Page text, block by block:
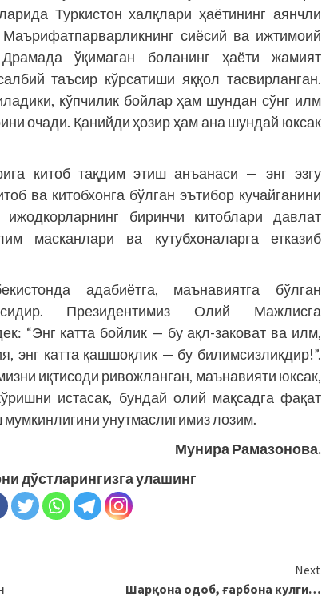
Туркистон халқлари ҳаётининг аянчли
сиёсий ва ижтимоий
ўқимаган боланинг ҳаёти жамият
таъсир кўрсатиши яққол тасвирланган.
кўпчилик бойлар ҳам шундан сўнг илм
очади. Қанийди ҳозир ҳам ана шундай юксак
китоб тақдим этиш анъанаси — энг эзгу
ва китобхонга бўлган эътибор кучайганини
биринчи китоблари давлат
масканлари ва кутубхоналарга етказиб
адабиётга, маънавиятга бўлган
Президентимиз Олий Мажлисга
“Энг катта бойлик — бу ақл-заковат ва илм,
энг катта қашшоқлик — бу билимсизликдир!”.
иқтисоди ривожланган, маънавияти юксак,
истасак, бундай олий мақсадга фақат
унутмаслигимиз лозим.
Мунира Рамазонова.
дўстларингизга улашинг
Next
Шарқона одоб, ғарбона кулги…